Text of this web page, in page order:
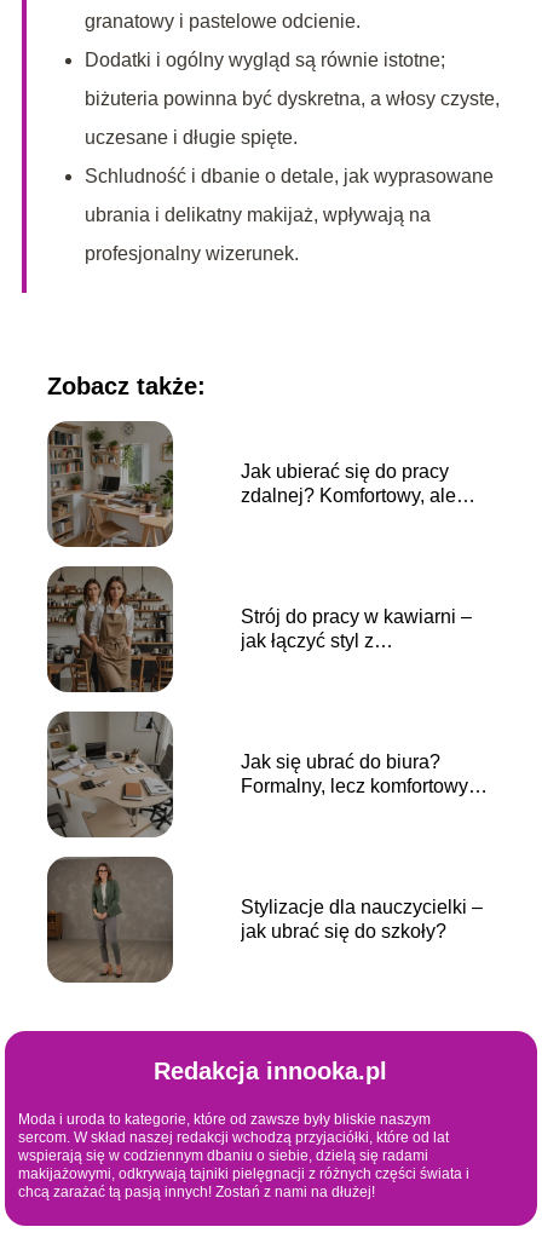
granatowy i pastelowe odcienie.
Dodatki i ogólny wygląd są równie istotne;
biżuteria powinna być dyskretna, a włosy czyste,
uczesane i długie spięte.
Schludność i dbanie o detale, jak wyprasowane
ubrania i delikatny makijaż, wpływają na
profesjonalny wizerunek.
Zobacz także:
Jak ubierać się do pracy
zdalnej? Komfortowy, ale
Strój do pracy w kawiarni –
jak łączyć styl z
Jak się ubrać do biura?
Formalny, lecz komfortowy
Stylizacje dla nauczycielki –
jak ubrać się do szkoły?
Redakcja innooka.pl
Moda i uroda to kategorie, które od zawsze były bliskie naszym
sercom. W skład naszej redakcji wchodzą przyjaciółki, które od lat
wspierają się w codziennym dbaniu o siebie, dzielą się radami
makijażowymi, odkrywają tajniki pielęgnacji z różnych części świata i
chcą zarażać tą pasją innych! Zostań z nami na dłużej!